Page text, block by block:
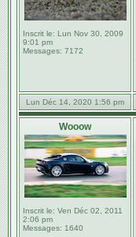
Inscrit le: Lun Nov 30, 2009
9:01 pm
Messages: 7172
Lun Déc 14, 2020 1:56 pm
Wooow
Inscrit le: Ven Déc 02, 2011
2:06 pm
Messages: 1640